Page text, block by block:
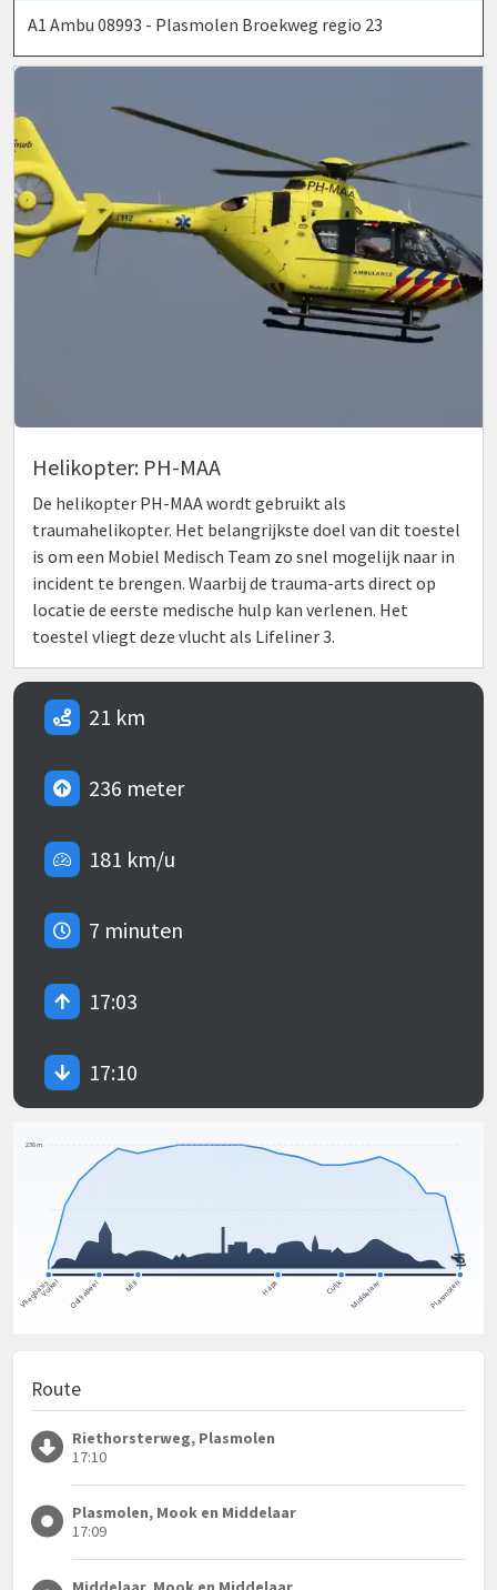
A1 Ambu 08993 - Plasmolen Broekweg regio 23
Helikopter: PH-MAA
De helikopter PH-MAA wordt gebruikt als
traumahelikopter. Het belangrijkste doel van dit toestel
is om een Mobiel Medisch Team zo snel mogelijk naar in
incident te brengen. Waarbij de trauma-arts direct op
locatie de eerste medische hulp kan verlenen. Het
toestel vliegt deze vlucht als Lifeliner 3.
21 km
236 meter
181 km/u
7 minuten
17:03
17:10
Route
Riethorsterweg, Plasmolen
17:10
Plasmolen, Mook en Middelaar
17:09